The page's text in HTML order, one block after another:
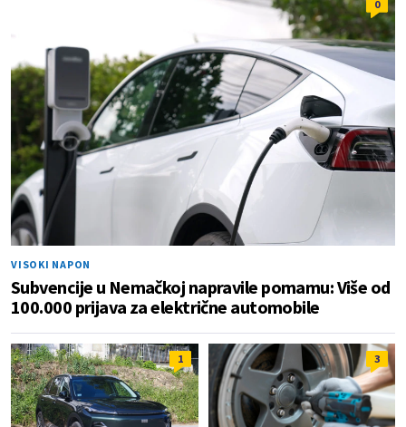
0
VISOKI NAPON
Subvencije u Nemačkoj napravile pomamu: Više od
100.000 prijava za električne automobile
1 3